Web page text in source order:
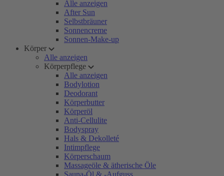
Alle anzeigen
After Sun
Selbstbräuner
Sonnencreme
Sonnen-Make-up
Körper
Alle anzeigen
Körperpflege
Alle anzeigen
Bodylotion
Deodorant
Körperbutter
Körperöl
Anti-Cellulite
Bodyspray
Hals & Dekolleté
Intimpflege
Körperschaum
Massageöle & ätherische Öle
Sauna-Öl & -Aufguss